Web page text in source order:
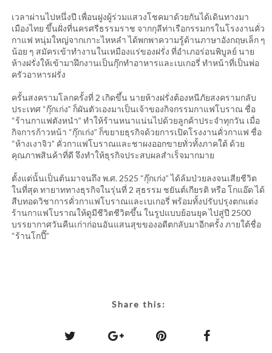
เวลาผ่านไปหนึ่งปี เพื่อนฝูงผู้ร่วมแสวงโชคมาด้วยกันได้เดินทางมา
เมืองไทย ขึ้นฝั่งที่นครศรีธรรมราช จากกุลีท่าเรือกรรมกรในโรงงานคั่ว
กาแฟ หนุ่มใหญ่จากเกาะไหหลำ ได้พกพาความรู้ด้านภาษาอังกฤษเล็ก ๆ
น้อย ๆ สมัครเข้าทำงานในเหมืองแร่ของฝรั่ง ที่อำเภอร่อนพิบูลย์ นาย
ห้างฝรั่งให้เข้ามาฝึกงานเป็นกุ๊กทำอาหารและเบเกอรี่ ทำหน้าที่เป็นพ่อ
ครัวอาหารฝรั่ง
ครั้นสงครามโลกครั้งที่ 2 เกิดขึ้น นายห้างฝรั่งต้องหนีภัยสงครามกลับ
ประเทศ “กุ๊กเก่ง” ก็ผันตัวเองมาเป็นเจ้าของกิจกรรมกาแฟโบราณ ชื่อ
“ร้านกาแฟตังหนำ” ทำให้ร้านหนาแน่นไปด้วยลูกค้าประจำทุกวัน เมื่อ
กิจการก้าวหน้า “กุ๊กเก่ง” ก็ขยายธุรกิจด้วยการเปิดโรงงานคั่วกาแฟ ชื่อ
“ห้างเงาจิว” คั่วกาแฟโบราณและชาผงออกขายทั่วทั้งภาคใต้ ด้วย
คุณภาพสินค้าที่ดี จึงทำให้ธุรกิจประสบผลสำเร็จมากมาย
ตั้งแต่นั้นเป็นต้นมาจนถึง พ.ศ. 2525 “กุ๊กเก่ง” ได้ล้มป่วยลงจนเสียชีวิต
ในที่สุด ทายาททางธุรกิจในรุ่นที่ 2 สุธรรม ชยันต์เกียรติ หรือ โกแอ๊ด ได้
สืบทอดวิชาการคั่วกาแฟโบราณและเบเกอรี่ พร้อมทั้งปรับปรุงตกแต่ง
ร้านกาแฟโบราณให้ดูมีชีวิตชีวิตขึ้น ในรูปแบบย้อนยุค ไปสู่ปี 2500
บรรยากาศวันคืนเก่าก่อนอันแสนสุขของอดีตกลับมาอีกครั้ง ภายใต้ชื่อ
“ร้านโกปี๊”
Share this: